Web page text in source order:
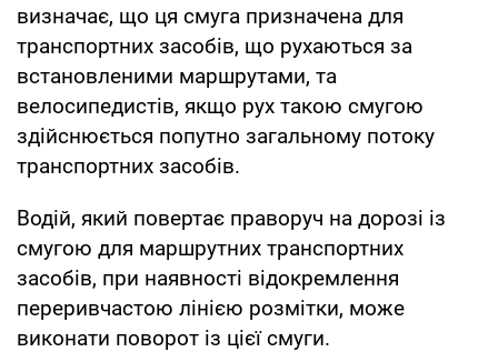
визначає, що ця смуга призначена для
транспортних засобів, що рухаються за
встановленими маршрутами, та
велосипедистів, якщо рух такою смугою
здійснюється попутно загальному потоку
транспортних засобів.
Водій, який повертає праворуч на дорозі із
смугою для маршрутних транспортних
засобів, при наявності відокремлення
переривчастою лінією розмітки, може
виконати поворот із цієї смуги.